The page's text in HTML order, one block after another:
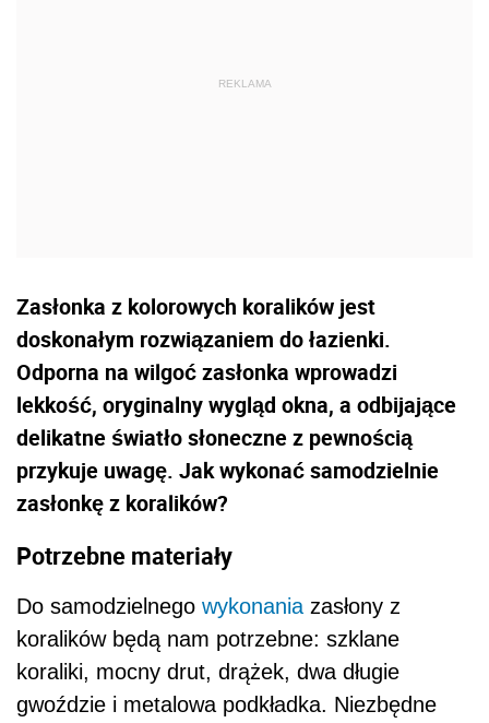
Zasłonka z kolorowych koralików jest
doskonałym rozwiązaniem do łazienki.
Odporna na wilgoć zasłonka wprowadzi
lekkość, oryginalny wygląd okna, a odbijające
delikatne światło słoneczne z pewnością
przykuje uwagę. Jak wykonać samodzielnie
zasłonkę z koralików?
Potrzebne materiały
Do samodzielnego wykonania zasłony z
koralików będą nam potrzebne: szklane
koraliki, mocny drut, drążek, dwa długie
gwoździe i metalowa podkładka. Niezbędne